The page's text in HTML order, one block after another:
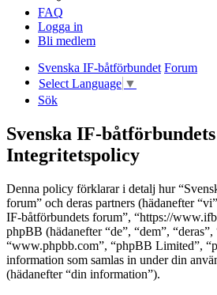
FAQ
Logga in
Bli medlem
Svenska IF-båtförbundet Forum
Select Language ▼
Sök
Svenska IF-
Integritetspolicy
Denna policy förklarar i detalj hur
forum” och deras partners (hädanefter
IF-båtförbundets forum”, “https://
phpBB (hädanefter “de”, “dem”,
“www.phpbb.com”, “phpBB Limited”,
information som samlas in under din
(hädanefter “din information”).